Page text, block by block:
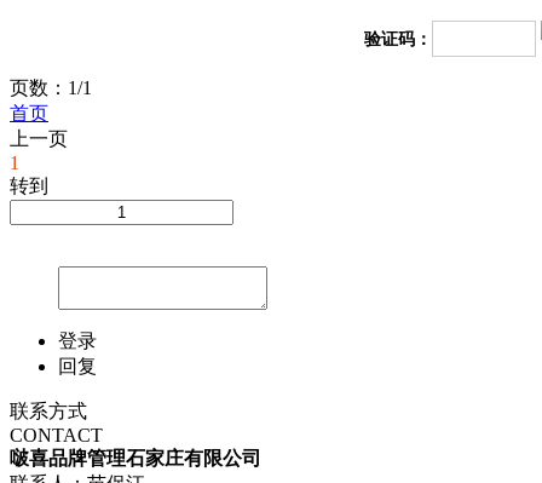
验证码：
页数：1/1
首页
上一页
1
转到
登录
回复
联系方式
CONTACT
啵喜品牌管理石家庄有限公司